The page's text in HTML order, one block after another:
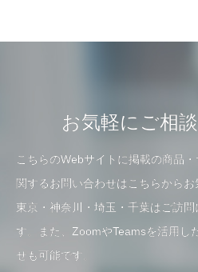
お気軽にご相
こちらのWebサイトに掲載の商品
関するお問い合わせはこちらからお
東京・神奈川・埼玉・千葉はご訪
す。また、ZoomやTeamsを活用し
せも可能です。